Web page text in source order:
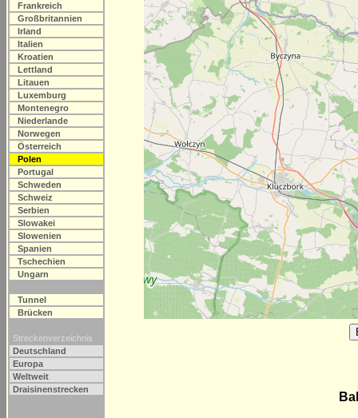
Frankreich
Großbritannien
Irland
Italien
Kroatien
Lettland
Litauen
Luxemburg
Montenegro
Niederlande
Norwegen
Österreich
Polen
Portugal
Schweden
Schweiz
Serbien
Slowakei
Slowenien
Spanien
Tschechien
Ungarn
Tunnel
Brücken
Streckenverzeichnis
Deutschland
Europa
Weltweit
Draisinenstrecken